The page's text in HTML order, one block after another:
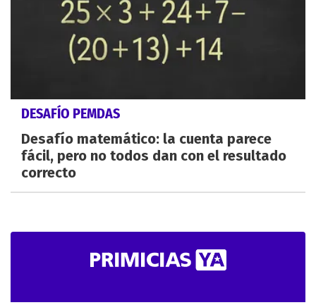
DESAFÍO PEMDAS
Desafío matemático: la cuenta parece
fácil, pero no todos dan con el resultado
correcto